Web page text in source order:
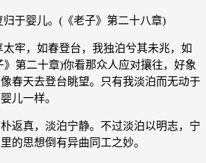
于婴儿。(《老子》第二十八章)
牢，如春登台，我独泊兮其未兆，如
第二十章)你看那众人应对攘往，好象
春天去登台眺望。只有我淡泊而无动于
儿一样。
返真，淡泊宁静。不过淡泊以明志，宁
的思想倒有异曲同工之妙。